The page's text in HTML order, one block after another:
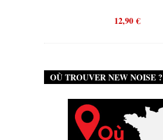
OÙ TROUVER NEW NOISE ?